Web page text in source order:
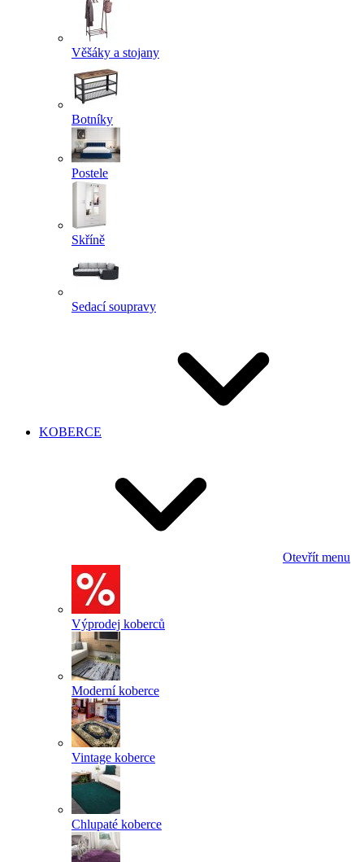
Věšáky a stojany
Botníky
Postele
Skříně
Sedací soupravy
KOBERCE
Otevřít menu
Výprodej koberců
Moderní koberce
Vintage koberce
Chlupaté koberce